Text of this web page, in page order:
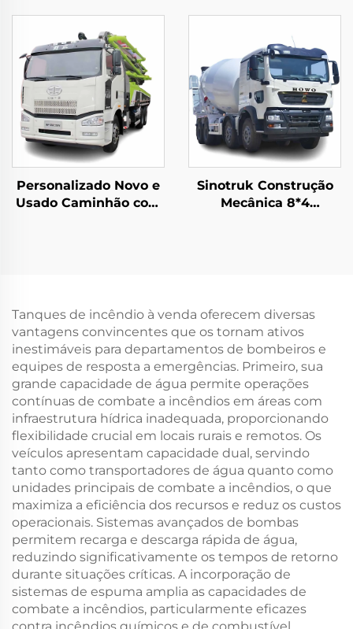
12Rodas 420HP
60Toneladas em
Estoque
Personalizado Novo e
Usado Caminhão com
Sinotruk Construção
Mecânica 8*4
Tanques de incêndio à venda oferecem diversas
vantagens convincentes que os tornam ativos
inestimáveis para departamentos de bombeiros e
equipes de resposta a emergências. Primeiro, sua
grande capacidade de água permite operações
contínuas de combate a incêndios em áreas com
infraestrutura hídrica inadequada, proporcionando
flexibilidade crucial em locais rurais e remotos. Os
veículos apresentam capacidade dual, servindo
tanto como transportadores de água quanto como
unidades principais de combate a incêndios, o que
maximiza a eficiência dos recursos e reduz os custos
operacionais. Sistemas avançados de bombas
permitem recarga e descarga rápida de água,
reduzindo significativamente os tempos de retorno
durante situações críticas. A incorporação de
sistemas de espuma amplia as capacidades de
combate a incêndios, particularmente eficazes